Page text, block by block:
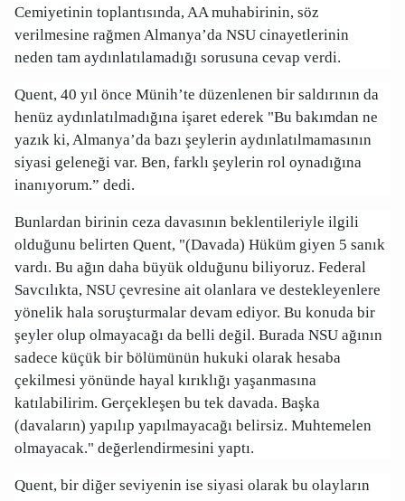
Cemiyetinin toplantısında, AA muhabirinin, söz
verilmesine rağmen Almanya’da NSU cinayetlerinin
neden tam aydınlatılamadığı sorusuna cevap verdi.
Quent, 40 yıl önce Münih’te düzenlenen bir saldırının da
henüz aydınlatılmadığına işaret ederek "Bu bakımdan ne
yazık ki, Almanya’da bazı şeylerin aydınlatılmamasının
siyasi geleneği var. Ben, farklı şeylerin rol oynadığına
inanıyorum.” dedi.
Bunlardan birinin ceza davasının beklentileriyle ilgili
olduğunu belirten Quent, "(Davada) Hüküm giyen 5 sanık
vardı. Bu ağın daha büyük olduğunu biliyoruz. Federal
Savcılıkta, NSU çevresine ait olanlara ve destekleyenlere
yönelik hala soruşturmalar devam ediyor. Bu konuda bir
şeyler olup olmayacağı da belli değil. Burada NSU ağının
sadece küçük bir bölümünün hukuki olarak hesaba
çekilmesi yönünde hayal kırıklığı yaşanmasına
katılabilirim. Gerçekleşen bu tek davada. Başka
(davaların) yapılıp yapılmayacağı belirsiz. Muhtemelen
olmayacak." değerlendirmesini yaptı.
Quent, bir diğer seviyenin ise siyasi olarak bu olayların